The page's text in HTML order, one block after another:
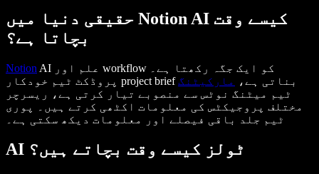
حقیقی دنیا میں Notion AI کیسے وقت
Notion AI علم اور workflow کو ایک جگہ رکھتا ہے۔
پروڈکٹ ٹیم خودکار project brief بناتی ہے،
مارکیٹنگ
ٹیم میٹنگ نوٹس سے منصوبے تیار کرتی ہے، ریسرچر
مختلف پروجیکٹس کی معلومات اکٹھی کرتے ہیں۔ پوری
ٹیم جلد باقی فیصلے اور معلومات دیکھ سکتی ہے۔